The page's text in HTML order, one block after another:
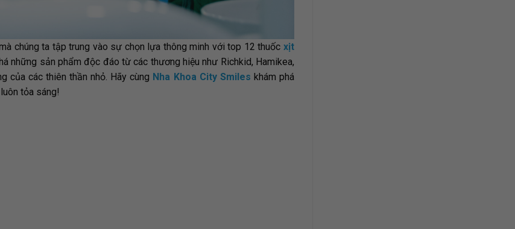
chúng ta tập trung vào sự chọn lựa thông minh với top 12 thuốc xịt
những sản phẩm độc đáo từ các thương hiệu như Richkid, Hamikea,
của các thiên thần nhỏ. Hãy cùng Nha Khoa City Smiles khám phá
tỏa sáng!